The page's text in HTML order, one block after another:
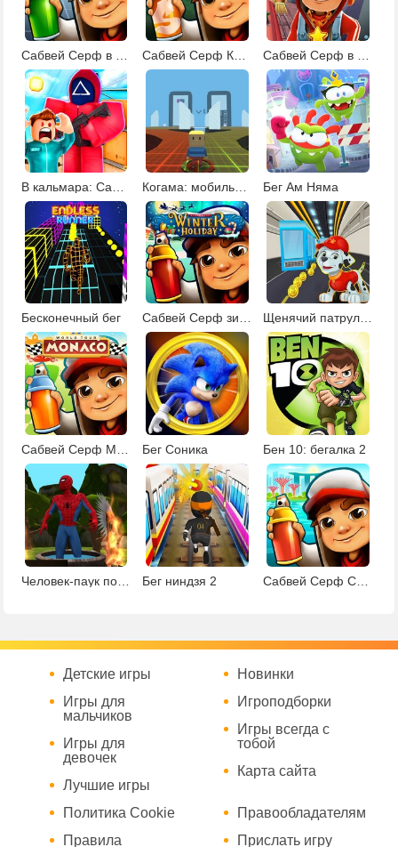
Сабвей Серф Кембридж
Когама: мобильные игры Бег Ам Няма
Бесконечный бег Сабвей Серф зимние каникулы Щенячий патруль: Сабвей Серф
Сабвей Серф Монако Бег Соника Бен 10: бегалка 2
Человек-паук побег из джунглей Бег ниндзя 2 Сабвей Серф Сингапур
Детские игры
Игры для
мальчиков
Игры для
девочек
Лучшие игры
Новинки
Игроподборки
Игры всегда с
тобой
Карта сайта
Политика Cookie
Правила
Правообладателям
Прислать игру